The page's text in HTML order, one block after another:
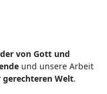
von Gott und
und unsere Arbeit
gerechteren Welt.